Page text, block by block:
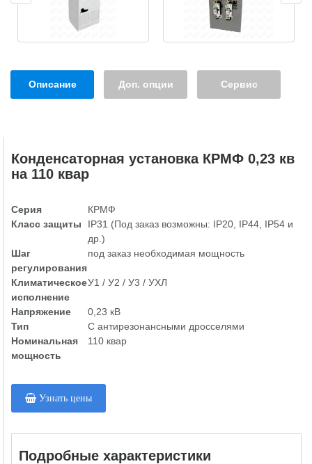
Описание Доп. опции Сервис
Конденсаторная установка КРМФ 0,23 кв
на 110 квар
Серия
КРМФ
Класс защиты
IP31 (Под заказ возможны: IP20, IP44, IP54 и
др.)
Шаг
регулирования
под заказ необходимая мощность
Климатическое
исполнение
У1 / У2 / У3 / УХЛ
Напряжение
0,23 кВ
Тип
С антирезонансными дросселями
Номинальная
мощность
110 квар
Узнать цены
Подробные характеристики